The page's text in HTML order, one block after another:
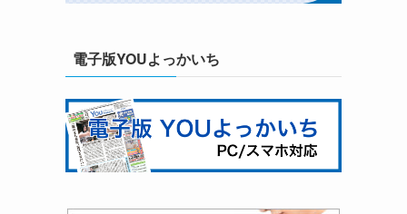
電子版YOUよっかいち